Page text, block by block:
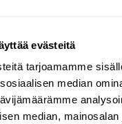
evästeitä
tarjoamamme
median
median,